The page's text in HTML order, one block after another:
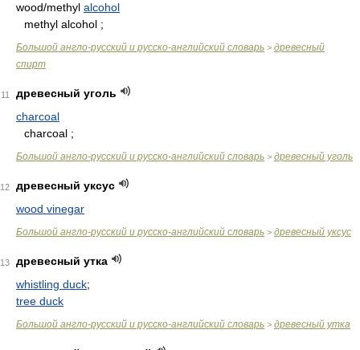
wood/methyl alcohol
methyl alcohol ;
Большой англо-русский и русско-английский словарь > древесный
спирт
11
древесный уголь
charcoal
charcoal ;
Большой англо-русский и русско-английский словарь > древесный уголь
12
древесный уксус
wood vinegar
Большой англо-русский и русско-английский словарь > древесный уксус
13
древесный утка
whistling duck;
tree duck
Большой англо-русский и русско-английский словарь > древесный утка